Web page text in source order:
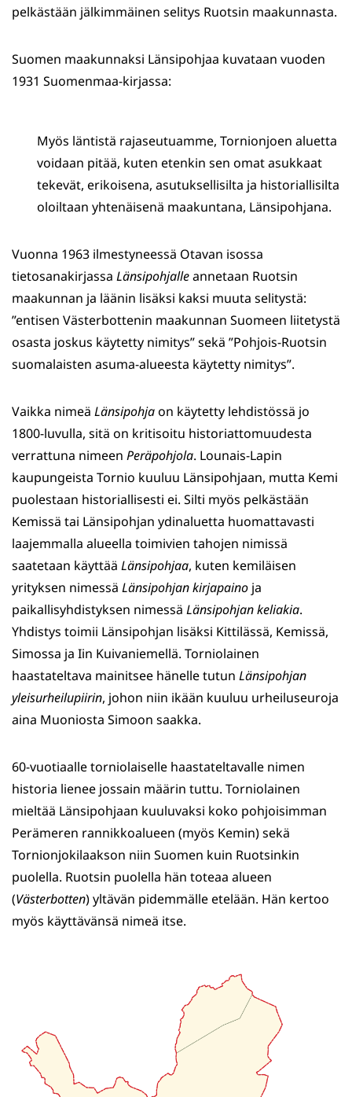
pelkästään jälkimmäinen selitys Ruotsin maakunnasta.
Suomen maakunnaksi Länsipohjaa kuvataan vuoden
1931 Suomenmaa-kirjassa:
Myös läntistä rajaseutuamme, Tornionjoen aluetta
voidaan pitää, kuten etenkin sen omat asukkaat
tekevät, erikoisena, asutuksellisilta ja historiallisilta
oloiltaan yhtenäisenä maakuntana, Länsipohjana.
Vuonna 1963 ilmestyneessä Otavan isossa
tietosanakirjassa Länsipohjalleannetaan Ruotsin
maakunnan ja läänin lisäksi kaksi muuta selitystä:
”entisen Västerbottenin maakunnan Suomeen liitetystä
osasta joskus käytetty nimitys” sekä ”Pohjois-Ruotsin
suomalaisten asuma-alueesta käytetty nimitys”.
Vaikka nimeä Länsipohjaon käytetty lehdistössä jo
1800-luvulla, sitä on kritisoitu historiattomuudesta
verrattuna nimeen Peräpohjola. Lounais-Lapin
kaupungeista Tornio kuuluu Länsipohjaan, mutta Kemi
puolestaan historiallisesti ei. Silti myös pelkästään
Kemissä tai Länsipohjan ydinaluetta huomattavasti
laajemmalla alueella toimivien tahojen nimissä
saatetaan käyttää Länsipohjaa, kuten kemiläisen
yrityksen nimessä Länsipohjan kirjapaino ja
paikallisyhdistyksen nimessä Länsipohjan keliakia.
Yhdistys toimii Länsipohjan lisäksi Kittilässä, Kemissä,
Simossa ja Iin Kuivaniemellä. Torniolainen
haastateltava mainitsee hänelle tutun Länsipohjan
yleisurheilupiirin, johon niin ikään kuuluu urheiluseuroja
aina Muoniosta Simoon saakka.
60-vuotiaalle torniolaiselle haastateltavalle nimen
historia lienee jossain määrin tuttu. Torniolainen
mieltää Länsipohjaan kuuluvaksi koko pohjoisimman
Perämeren rannikkoalueen (myös Kemin) sekä
Tornionjokilaakson niin Suomen kuin Ruotsinkin
puolella. Ruotsin puolella hän toteaa alueen
(Västerbotten) yltävän pidemmälle etelään. Hän kertoo
myös käyttävänsä nimeä itse.